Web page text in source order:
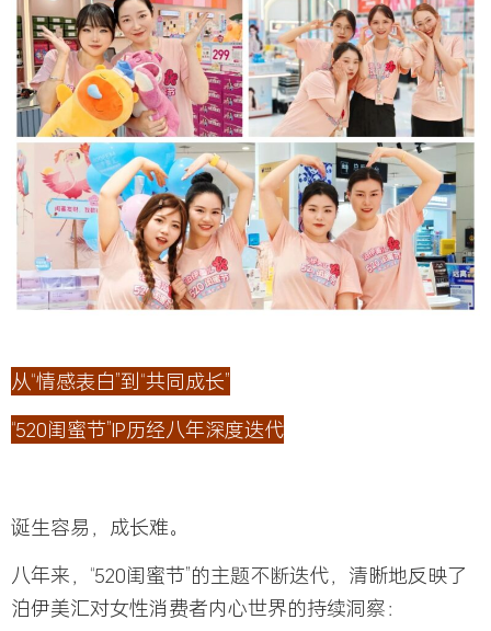
从“情感表白”到“共同成长”
“520闺蜜节”IP历经八年深度迭代
诞生容易，成长难。
八年来，“520闺蜜节”的主题不断迭代，清晰地反映了
泊伊美汇对女性消费者内心世界的持续洞察：